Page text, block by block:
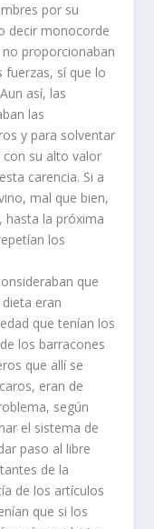
por su
decir monocorde
proporcionaban
fuerzas, sí­ que lo
así­, las
las
y para solventar
su alto valor
carencia. Si a
mal que bien,
hasta la próxima
los
que
eran
que tení­an los
los barracones
que allí­ se
eran de
según
el sistema de
paso al libre
de la
de los artí­culos
que si los